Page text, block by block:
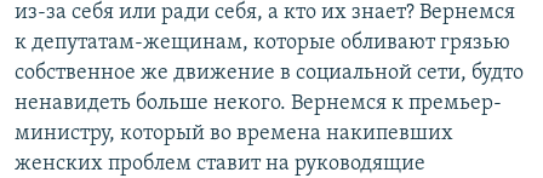
из-за себя или ради себя, а кто их знает? Вернемся
к депутатам-жещинам, которые обливают грязью
собственное же движение в социальной сети, будто
ненавидеть больше некого. Вернемся к премьер-
министру, который во времена накипевших
женских проблем ставит на руководящие